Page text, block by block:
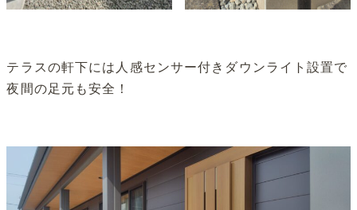
テラスの軒下には人感センサー付きダウンライト設置で
夜間の足元も安全！